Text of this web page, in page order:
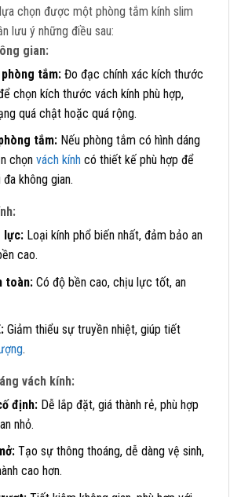
chọn được một phòng tắm kính slim
lưu ý những điều sau:
gian:
tắm:Đo đạc chính xác kích thước
chọn kích thước vách kính phù hợp,
quá chật hoặc quá rộng.
tắm:Nếu phòng tắm có hình dáng
chọn vách kính có thiết kế phù hợp để
không gian.
lực:Loại kính phổ biến nhất, đảm bảo an
cao.
toàn:Có độ bền cao, chịu lực tốt, an
Giảm thiểu sự truyền nhiệt, giúp tiết
.
vách kính:
định:Dễ lắp đặt, giá thành rẻ, phù hợp
nhỏ.
Tạo sự thông thoáng, dễ dàng vệ sinh,
cao hơn.